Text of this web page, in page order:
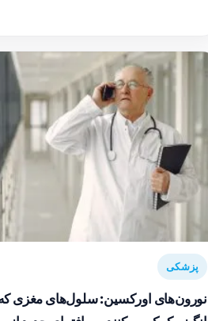
پزشکی
نورون‌های اورکسین: سلول‌های مغزی